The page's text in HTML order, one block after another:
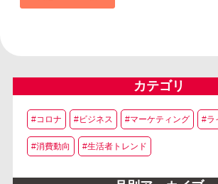
カテゴリ
#コロナ #ビジネス #マーケティング #ラ
#消費動向 #生活者トレンド